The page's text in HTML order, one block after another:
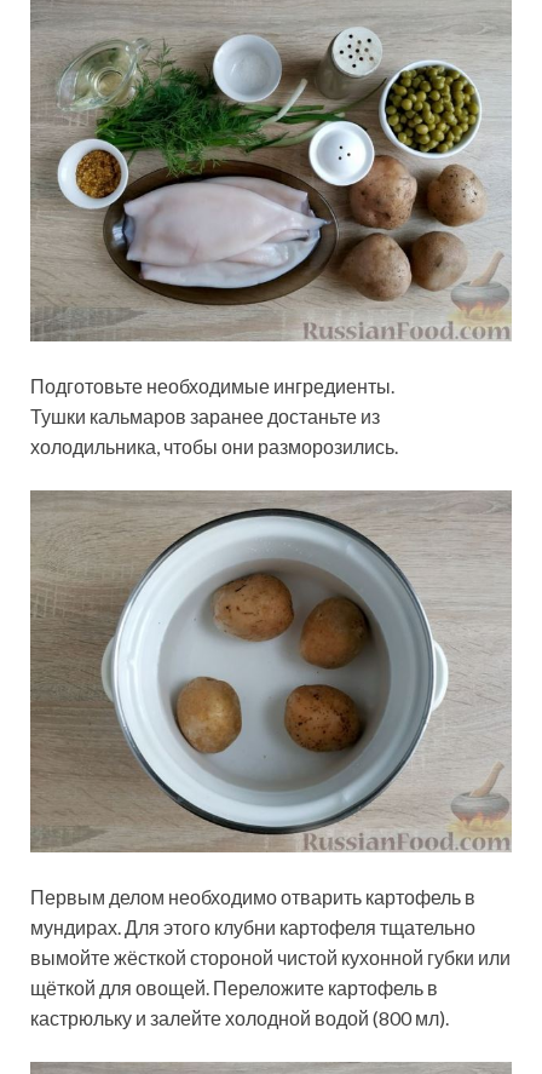
Подготовьте необходимые ингредиенты.
Тушки кальмаров заранее достаньте из
холодильника, чтобы они разморозились.
Первым делом необходимо отварить картофель в
мундирах. Для этого клубни картофеля тщательно
вымойте жёсткой стороной чистой кухонной губки или
щёткой для овощей. Переложите картофель в
кастрюльку и залейте холодной водой (800 мл).